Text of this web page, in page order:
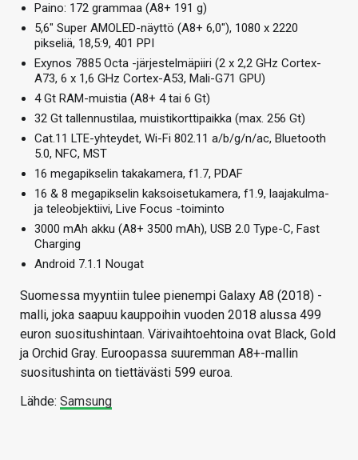
Paino: 172 grammaa (A8+ 191 g)
5,6″ Super AMOLED-näyttö (A8+ 6,0″), 1080 x 2220
pikseliä, 18,5:9, 401 PPI
Exynos 7885 Octa -järjestelmäpiiri (2 x 2,2 GHz Cortex-
A73, 6 x 1,6 GHz Cortex-A53, Mali-G71 GPU)
4 Gt RAM-muistia (A8+ 4 tai 6 Gt)
32 Gt tallennustilaa, muistikorttipaikka (max. 256 Gt)
Cat.11 LTE-yhteydet, Wi-Fi 802.11 a/b/g/n/ac, Bluetooth
5.0, NFC, MST
16 megapikselin takakamera, f1.7, PDAF
16 & 8 megapikselin kaksoisetukamera, f1.9, laajakulma-
ja teleobjektiivi, Live Focus -toiminto
3000 mAh akku (A8+ 3500 mAh), USB 2.0 Type-C, Fast
Charging
Android 7.1.1 Nougat
Suomessa myyntiin tulee pienempi Galaxy A8 (2018) -
malli, joka saapuu kauppoihin vuoden 2018 alussa 499
euron suositushintaan. Värivaihtoehtoina ovat Black, Gold
ja Orchid Gray. Euroopassa suuremman A8+-mallin
suositushinta on tiettävästi 599 euroa.
Lähde: Samsung